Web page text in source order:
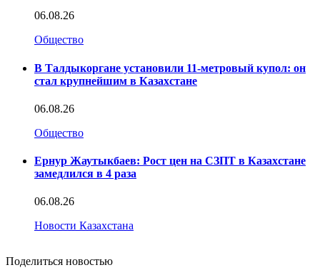
06.08.26
Общество
В Талдыкоргане установили 11-метровый купол: он
стал крупнейшим в Казахстане
06.08.26
Общество
Ернур Жаутыкбаев: Рост цен на СЗПТ в Казахстане
замедлился в 4 раза
06.08.26
Новости Казахстана
Поделиться новостью